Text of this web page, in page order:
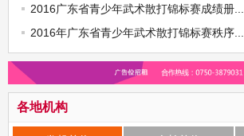
2016广东省青少年武术散打锦标赛成绩册...
2016年广东省青少年武术散打锦标赛秩序...
各地机构